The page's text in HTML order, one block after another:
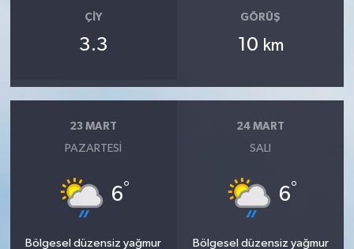
ÇIY
3.3
GÖRÜŞ
10 km
23 MART
PAZARTESI
6°
Bölgesel düzensiz yağmur
24 MART
SALI
6°
Bölgesel düzensiz yağmur